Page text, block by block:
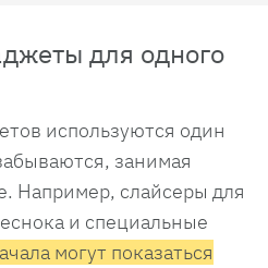
для одного
используются один
занимая
Например, слайсеры для
и специальные
могут показаться